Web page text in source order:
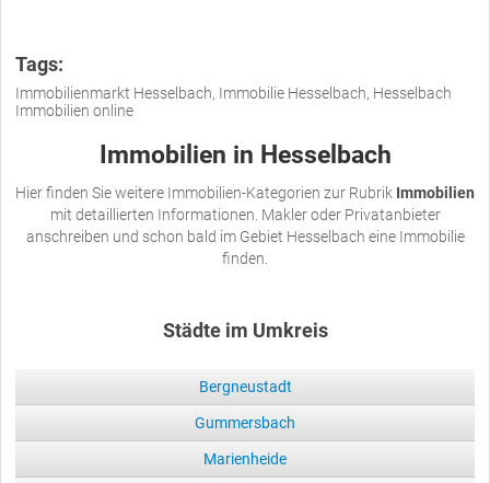
Tags:
Immobilienmarkt Hesselbach, Immobilie Hesselbach, Hesselbach
Immobilien online
Immobilien in Hesselbach
Hier finden Sie weitere Immobilien-Kategorien zur Rubrik Immobilien
mit detaillierten Informationen. Makler oder Privatanbieter
anschreiben und schon bald im Gebiet Hesselbach eine Immobilie
finden.
Städte im Umkreis
Bergneustadt
Gummersbach
Marienheide